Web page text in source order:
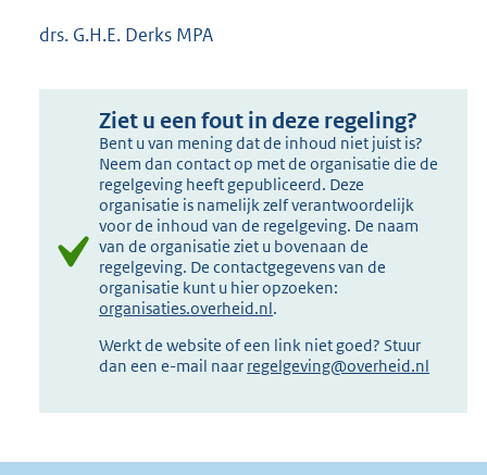
drs. G.H.E. Derks MPA
Ziet u een fout in deze regeling?
Bent u van mening dat de inhoud niet juist is?
Neem dan contact op met de organisatie die de
regelgeving heeft gepubliceerd. Deze
organisatie is namelijk zelf verantwoordelijk
voor de inhoud van de regelgeving. De naam
van de organisatie ziet u bovenaan de
regelgeving. De contactgegevens van de
organisatie kunt u hier opzoeken:
organisaties.overheid.nl.
Werkt de website of een link niet goed? Stuur
dan een e-mail naar regelgeving@overheid.nl